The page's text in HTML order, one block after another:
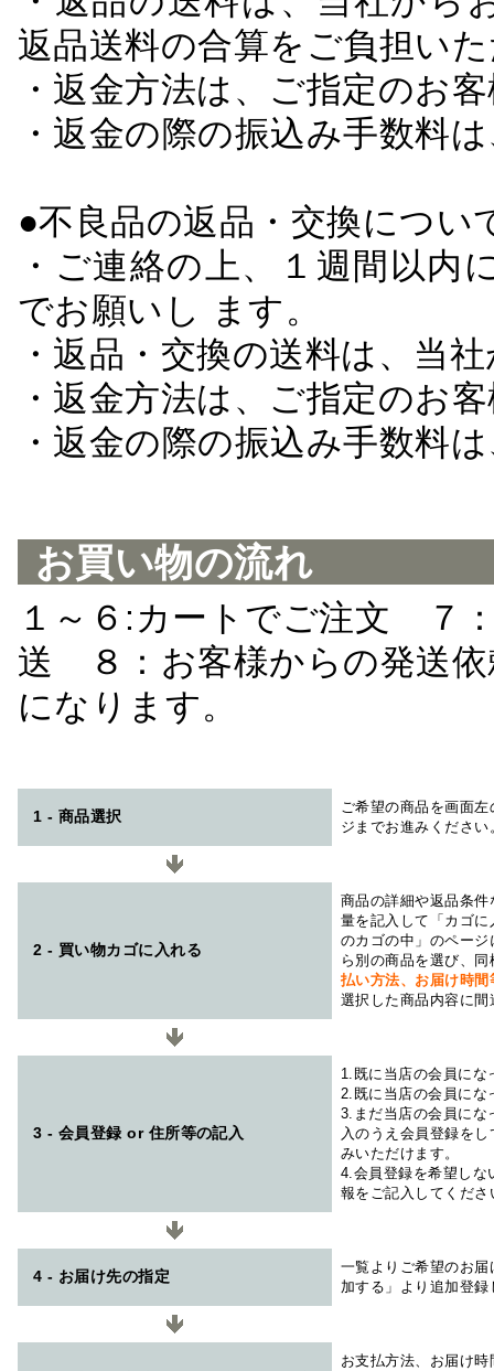
返品送料の合算をご負担い
・返金方法は、ご指定のお
・返金の際の振込み手数料
●不良品の返品・交換につい
・ご連絡の上、１週間以
でお願いし ます。
・返品・交換の送料は、当
・返金方法は、ご指定のお
・返金の際の振込み手数料
お買い物の流れ
１～６:カートでご注文 ７
送 ８：お客様からの発送
になります。
1 - 商品選択
ご希望の商品を画面
ジまでお進みください
2 - 買い物カゴに入れる
商品の詳細や返品条
量を記入して「カゴ
のカゴの中」のペー
ら別の商品を選び、
払い方法、お届け時
選択した商品内容に
3 - 会員登録 or 住所等の記入
1.既に当店の会員にな
2.既に当店の会員にな
3.まだ当店の会員にな
入のうえ会員登録を
みいただけます。
4.会員登録を希望しな
報をご記入してくださ
4 - お届け先の指定
一覧よりご希望のお
加する」より追加登
お支払方法、お届け